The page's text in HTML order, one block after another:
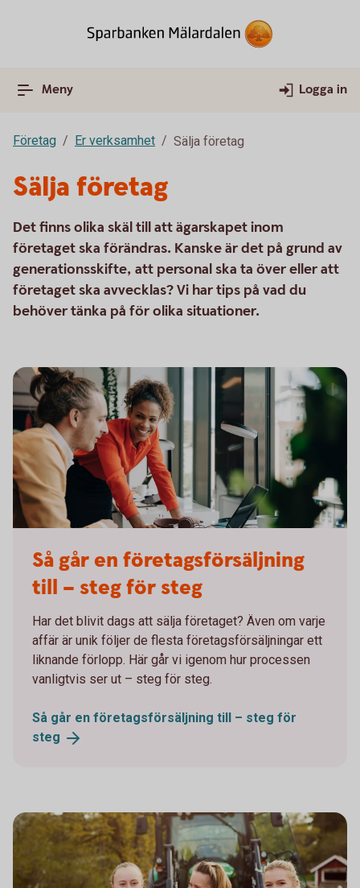
Meny Logga in
Företag Er verksamhet Sälja företag
Sälja företag
Det finns olika skäl till att ägarskapet inom
företaget ska förändras. Kanske är det på grund av
generationsskifte, att personal ska ta över eller att
företaget ska avvecklas? Vi har tips på vad du
behöver tänka på för olika situationer.
Så går en företagsförsäljning
till – steg för steg
Har det blivit dags att sälja företaget? Även om varje
affär är unik följer de flesta företagsförsäljningar ett
liknande förlopp. Här går vi igenom hur processen
vanligtvis ser ut – steg för steg.
Så går en företagsförsäljning till – steg för
steg